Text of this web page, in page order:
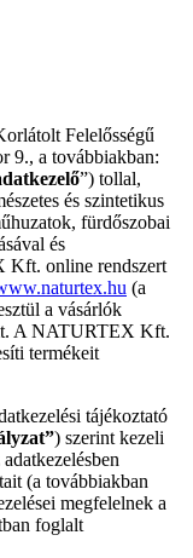
Felelősségű
9., a továbbiakban:
”) tollal,
és szintetikus
fürdőszobai
és
Kft. online rendszert
(a
a vásárlók
A NATURTEX Kft.
termékeit
tájékoztató
) szerint kezeli
(a továbbiakban
megfelelnek a
foglalt